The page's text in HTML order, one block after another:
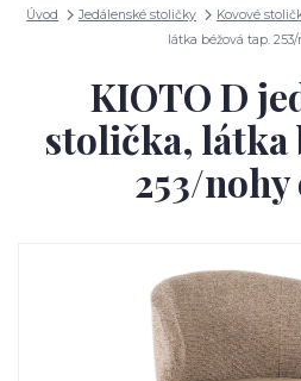
Úvod Jedálenské stoličky Kovové
látka béžová tap.
KIOTO D
stolička, látka
253/